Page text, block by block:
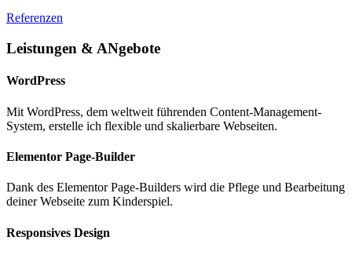
Referenzen
Leistungen & ANgebote
WordPress
Mit WordPress, dem weltweit führenden Content-Management-
System, erstelle ich flexible und skalierbare Webseiten.
Elementor Page-Builder
Dank des Elementor Page-Builders wird die Pflege und Bearbeitung
deiner Webseite zum Kinderspiel.
Responsives Design